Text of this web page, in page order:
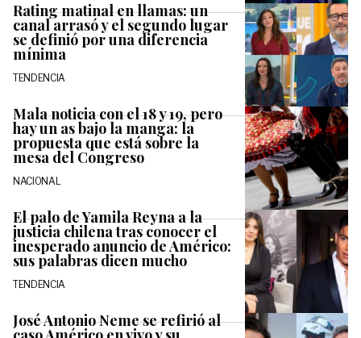
Rating matinal en llamas: un
canal arrasó y el segundo lugar
se definió por una diferencia
mínima
TENDENCIA
Mala noticia con el 18 y 19, pero
hay un as bajo la manga: la
propuesta que está sobre la
mesa del Congreso
NACIONAL
El palo de Yamila Reyna a la
justicia chilena tras conocer el
inesperado anuncio de Américo:
sus palabras dicen mucho
TENDENCIA
José Antonio Neme se refirió al